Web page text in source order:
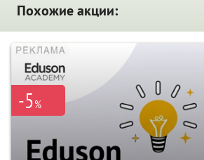
Похожие акции:
-5%